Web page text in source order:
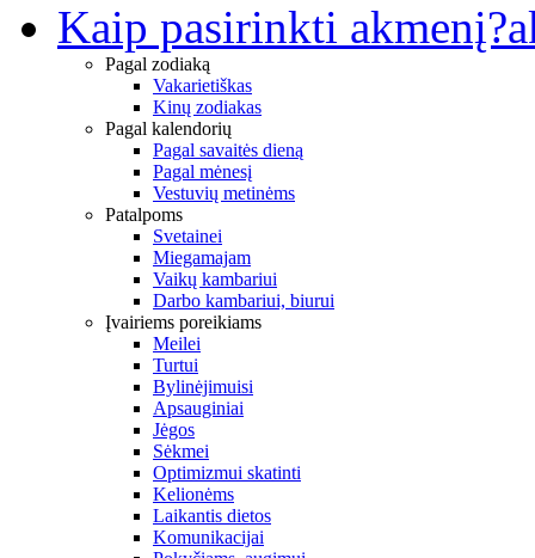
Kaip pasirinkti akmenį?
Pagal zodiaką
Vakarietiškas
Kinų zodiakas
Pagal kalendorių
Pagal savaitės dieną
Pagal mėnesį
Vestuvių metinėms
Patalpoms
Svetainei
Miegamajam
Vaikų kambariui
Darbo kambariui, biurui
Įvairiems poreikiams
Meilei
Turtui
Bylinėjimuisi
Apsauginiai
Jėgos
Sėkmei
Optimizmui skatinti
Kelionėms
Laikantis dietos
Komunikacijai